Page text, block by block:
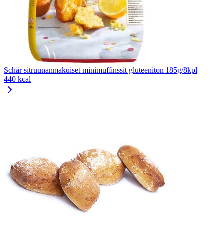
Schär sitruunanmakuiset minimuffinssit gluteeniton 185g/8kpl
440 kcal